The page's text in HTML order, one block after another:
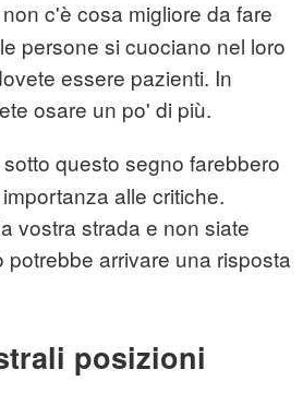
c'è cosa migliore da fare
persone si cuociano nel loro
essere pazienti. In
osare un po' di più.
sotto questo segno farebbero
alle critiche.
vostra strada e non siate
potrebbe arrivare una risposta
posizioni